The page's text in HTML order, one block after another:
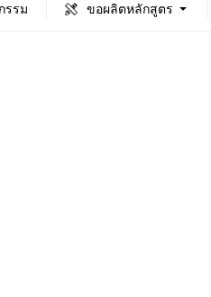
รรม ขอผลิตหลักสูตร